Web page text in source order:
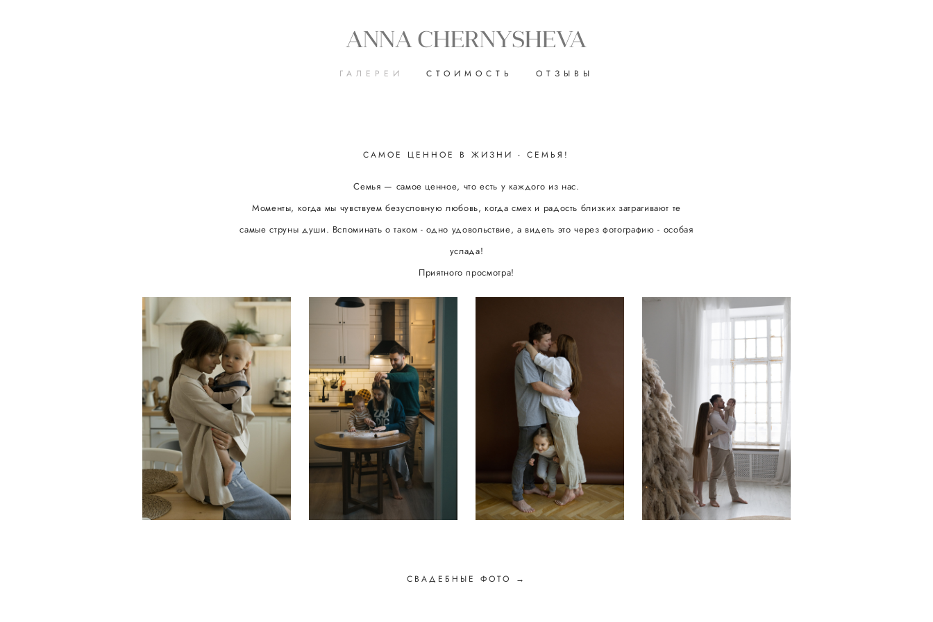
ANNA CHERNYSHEVA
ГАЛЕРЕИ СТОИМОСТЬ ОТЗЫВЫ
САМОЕ ЦЕННОЕ В ЖИЗНИ - СЕМЬЯ!
Семья — самое ценное, что есть у каждого из нас.
Моменты, когда мы чувствуем безусловную любовь, когда смех и радость близких затрагивают те
самые струны души. Вспоминать о таком - одно удовольствие, а видеть это через фотографию - особая
услада!
Приятного просмотра!
СВАДЕБНЫЕ ФОТО →